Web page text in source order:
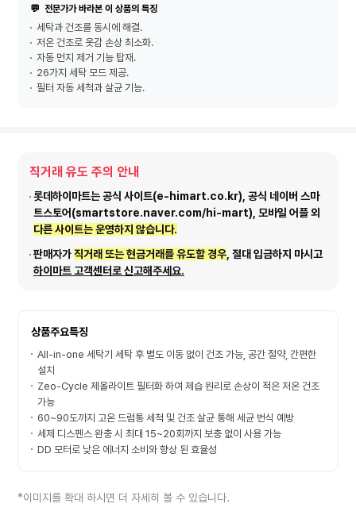
💬 전문가가 바라본 이 상품의 특징
세탁과 건조를 동시에 해결.
저온 건조로 옷감 손상 최소화.
자동 먼지 제거 기능 탑재.
26가지 세탁 모드 제공.
필터 자동 세척과 살균 기능.
직거래 유도 주의 안내
롯데하이마트는 공식 사이트(e-himart.co.kr), 공식 네이버 스마
트스토어(smartstore.naver.com/hi-mart), 모바일 어플 외
다른 사이트는 운영하지 않습니다.
판매자가직거래 또는 현금거래를 유도할 경우 , 절대 입금하지 마시고
하이마트 고객센터로 신고해주세요.
상품주요특징
All-in-one 세탁기 세탁 후 별도 이동 없이 건조 가능, 공간 절약, 간편한
설치
Zeo-Cycle 제올라이트 필터화 하여 제습 원리로 손상이 적은 저온 건조
가능
60~90도까지 고온 드럼통 세척 및 건조 살균 통해 세균 번식 예방
세제 디스펜스 완충 시 최대 15~20회까지 보충 없이 사용 가능
DD 모터로 낮은 에너지 소비와 향상 된 효율성
*이미지를 확대 하시면 더 자세히 볼 수 있습니다.